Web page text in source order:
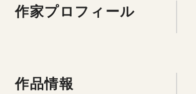
作家プロフィール
作品情報